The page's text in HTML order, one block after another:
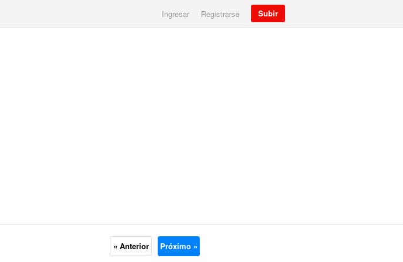
Ingresar Registrarse Subir
« Anterior Próximo »